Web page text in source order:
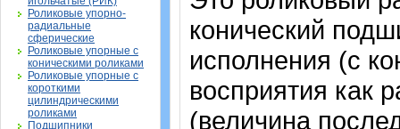
Роликовые упорно-
радиальные
сферические
Роликовые упорные с
коническими роликами
Роликовые упорные с
короткими
цилиндрическими
роликами
Подшипники
конический
исполнения (с
восприятия как
(величина